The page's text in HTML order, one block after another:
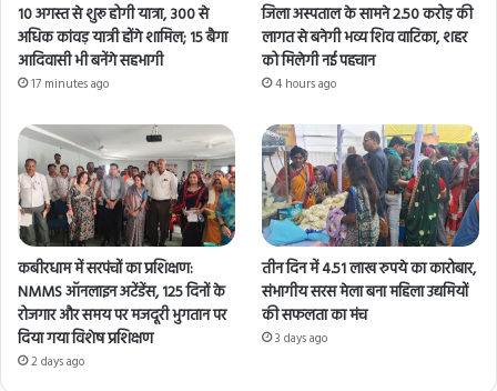
10 अगस्त से शुरू होगी यात्रा, 300 से
अधिक कांवड़ यात्री होंगे शामिल; 15 बैगा
आदिवासी भी बनेंगे सहभागी
17 minutes ago
जिला अस्पताल के सामने 2.50 करोड़ की
लागत से बनेगी भव्य शिव वाटिका, शहर
को मिलेगी नई पहचान
4 hours ago
कबीरधाम में सरपंचों का प्रशिक्षण:
NMMS ऑनलाइन अटेंडेंस, 125 दिनों के
रोजगार और समय पर मजदूरी भुगतान पर
दिया गया विशेष प्रशिक्षण
2 days ago
तीन दिन में 4.51 लाख रुपये का कारोबार,
संभागीय सरस मेला बना महिला उद्यमियों
की सफलता का मंच
3 days ago